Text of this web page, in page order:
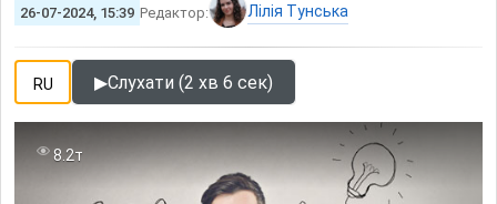
26-07-2024, 15:39 Редактор: Лілія Тунська
RU ▶Слухати (2 хв 6 сек)
8.2т